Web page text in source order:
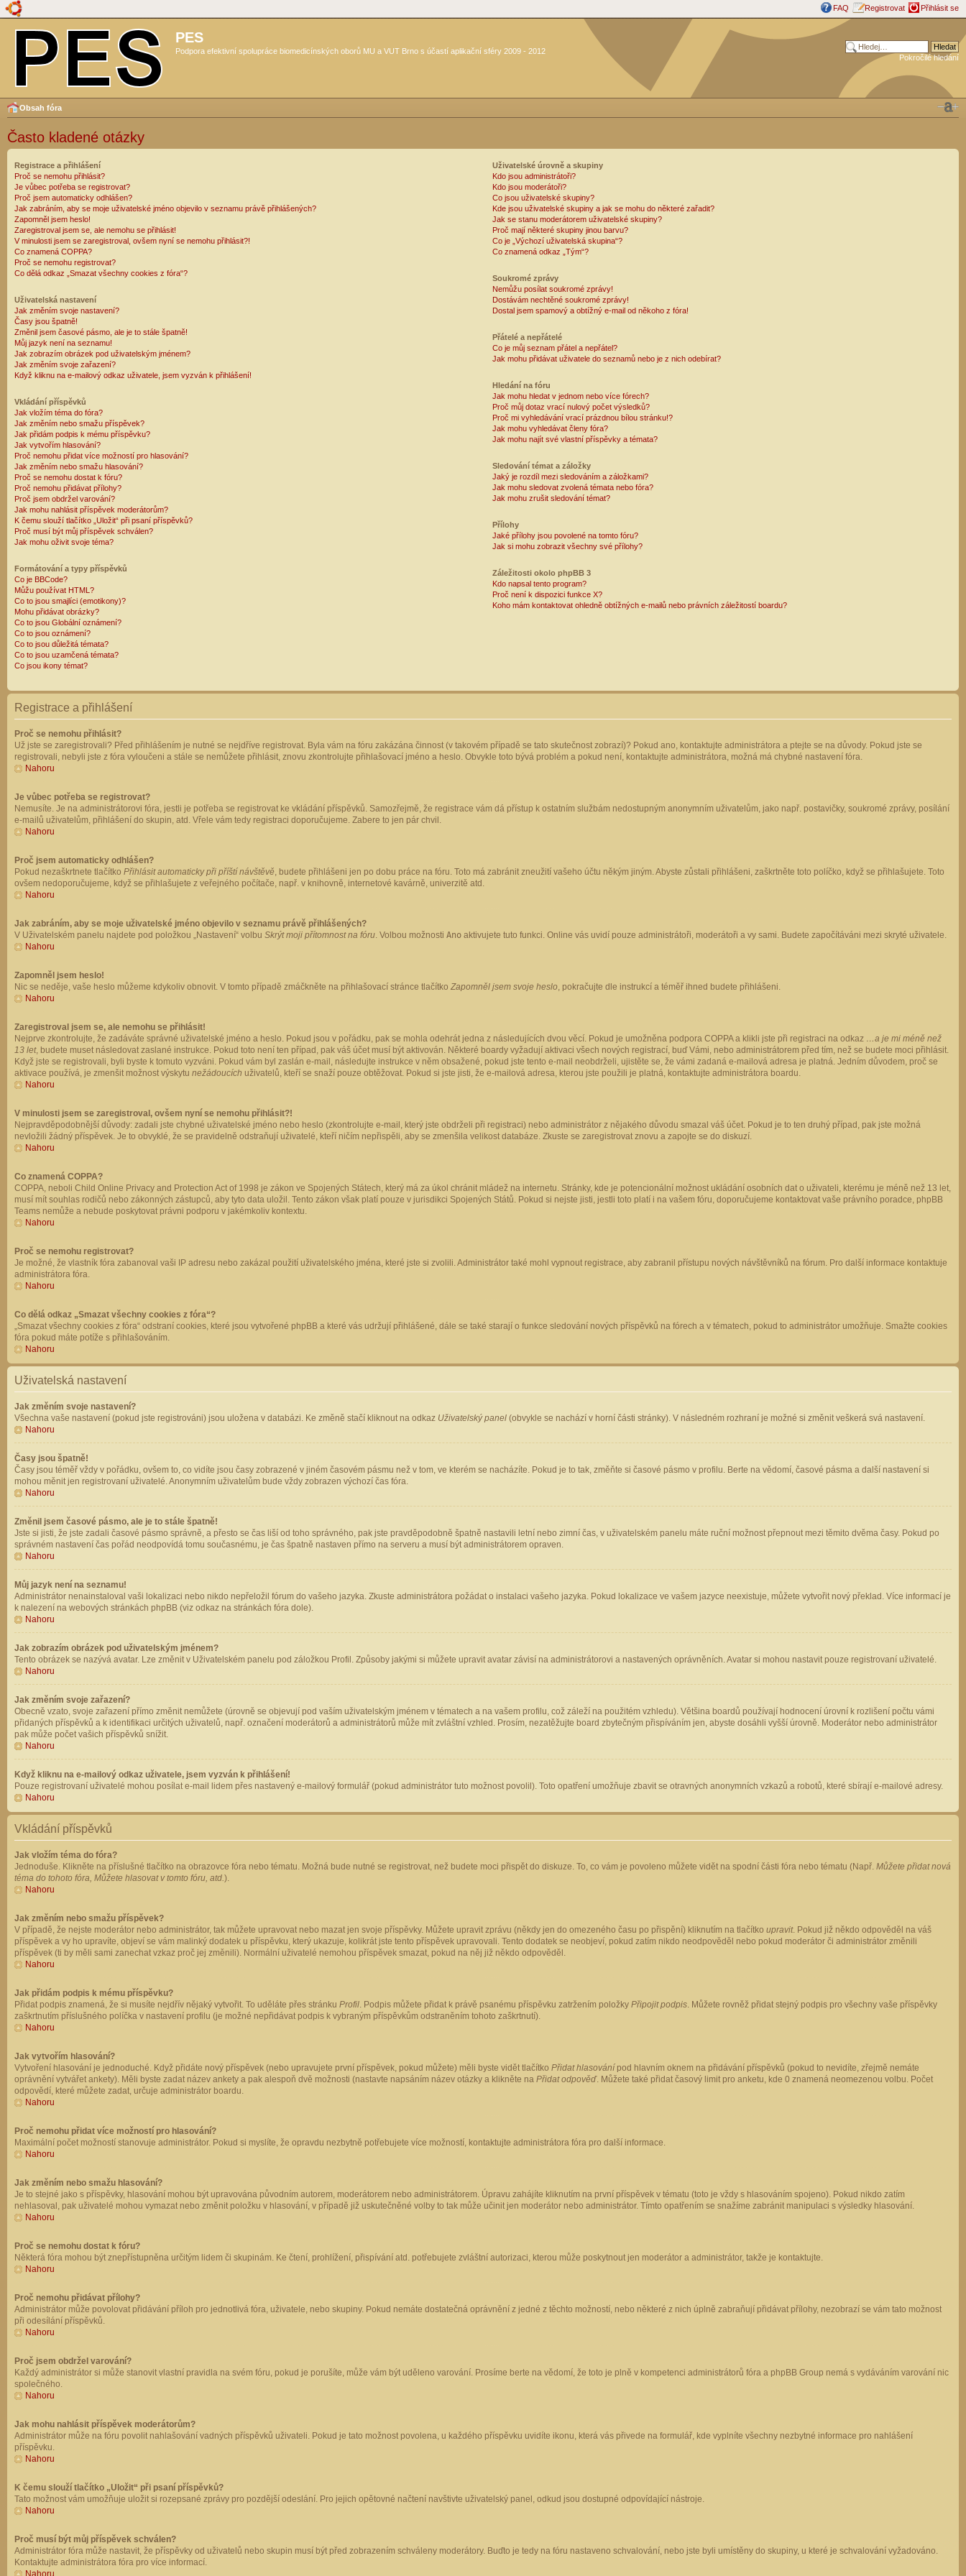
FAQ Registrovat Přihlásit se
PES
Podpora efektivní spolupráce biomedicínských oborů MU a VUT Brno s účastí aplikační sféry 2009 - 2012
Pokročilé hledání
Obsah fóra
Často kladené otázky
Registrace a přihlášení
Proč se nemohu přihlásit?
Je vůbec potřeba se registrovat?
Proč jsem automaticky odhlášen?
Jak zabráním, aby se moje uživatelské jméno objevilo v seznamu právě přihlášených?
Zapomněl jsem heslo!
Zaregistroval jsem se, ale nemohu se přihlásit!
V minulosti jsem se zaregistroval, ovšem nyní se nemohu přihlásit?!
Co znamená COPPA?
Proč se nemohu registrovat?
Co dělá odkaz „Smazat všechny cookies z fóra“?
Uživatelská nastavení
Jak změním svoje nastavení?
Časy jsou špatně!
Změnil jsem časové pásmo, ale je to stále špatně!
Můj jazyk není na seznamu!
Jak zobrazím obrázek pod uživatelským jménem?
Jak změním svoje zařazení?
Když kliknu na e-mailový odkaz uživatele, jsem vyzván k přihlášení!
Vkládání příspěvků
Jak vložím téma do fóra?
Jak změním nebo smažu příspěvek?
Jak přidám podpis k mému příspěvku?
Jak vytvořím hlasování?
Proč nemohu přidat více možností pro hlasování?
Jak změním nebo smažu hlasování?
Proč se nemohu dostat k fóru?
Proč nemohu přidávat přílohy?
Proč jsem obdržel varování?
Jak mohu nahlásit příspěvek moderátorům?
K čemu slouží tlačítko „Uložit“ při psaní příspěvků?
Proč musí být můj příspěvek schválen?
Jak mohu oživit svoje téma?
Formátování a typy příspěvků
Co je BBCode?
Můžu používat HTML?
Co to jsou smajlíci (emotikony)?
Mohu přidávat obrázky?
Co to jsou Globální oznámení?
Co to jsou oznámení?
Co to jsou důležitá témata?
Co to jsou uzamčená témata?
Co jsou ikony témat?
Uživatelské úrovně a skupiny
Kdo jsou administrátoři?
Kdo jsou moderátoři?
Co jsou uživatelské skupiny?
Kde jsou uživatelské skupiny a jak se mohu do některé zařadit?
Jak se stanu moderátorem uživatelské skupiny?
Proč mají některé skupiny jinou barvu?
Co je „Výchozí uživatelská skupina“?
Co znamená odkaz „Tým“?
Soukromé zprávy
Nemůžu posílat soukromé zprávy!
Dostávám nechtěné soukromé zprávy!
Dostal jsem spamový a obtížný e-mail od někoho z fóra!
Přátelé a nepřátelé
Co je můj seznam přátel a nepřátel?
Jak mohu přidávat uživatele do seznamů nebo je z nich odebírat?
Hledání na fóru
Jak mohu hledat v jednom nebo více fórech?
Proč můj dotaz vrací nulový počet výsledků?
Proč mi vyhledávání vrací prázdnou bílou stránku!?
Jak mohu vyhledávat členy fóra?
Jak mohu najít své vlastní příspěvky a témata?
Sledování témat a záložky
Jaký je rozdíl mezi sledováním a záložkami?
Jak mohu sledovat zvolená témata nebo fóra?
Jak mohu zrušit sledování témat?
Přílohy
Jaké přílohy jsou povolené na tomto fóru?
Jak si mohu zobrazit všechny své přílohy?
Záležitosti okolo phpBB 3
Kdo napsal tento program?
Proč není k dispozici funkce X?
Koho mám kontaktovat ohledně obtížných e-mailů nebo právních záležitostí boardu?
Registrace a přihlášení
Proč se nemohu přihlásit?
Už jste se zaregistrovali? Před přihlášením je nutné se nejdříve registrovat. Byla vám na fóru zakázána činnost (v takovém případě se tato skutečnost zobrazí)? Pokud ano, kontaktujte administrátora a ptejte se na důvody. Pokud jste se
registrovali, nebyli jste z fóra vyloučeni a stále se nemůžete přihlásit, znovu zkontrolujte přihlašovací jméno a heslo. Obvykle toto bývá problém a pokud není, kontaktujte administrátora, možná má chybné nastavení fóra.
Nahoru
Je vůbec potřeba se registrovat?
Nemusíte. Je na administrátorovi fóra, jestli je potřeba se registrovat ke vkládání příspěvků. Samozřejmě, že registrace vám dá přístup k ostatním službám nedostupným anonymním uživatelům, jako např. postavičky, soukromé zprávy, posílání
e-mailů uživatelům, přihlášení do skupin, atd. Vřele vám tedy registraci doporučujeme. Zabere to jen pár chvil.
Nahoru
Proč jsem automaticky odhlášen?
Pokud nezaškrtnete tlačítko Přihlásit automaticky při příští návštěvě, budete přihlášeni jen po dobu práce na fóru. Toto má zabránit zneužití vašeho účtu někým jiným. Abyste zůstali přihlášeni, zaškrtněte toto políčko, když se přihlašujete. Toto
ovšem nedoporučujeme, když se přihlašujete z veřejného počítače, např. v knihovně, internetové kavárně, univerzitě atd.
Nahoru
Jak zabráním, aby se moje uživatelské jméno objevilo v seznamu právě přihlášených?
V Uživatelském panelu najdete pod položkou „Nastavení“ volbu Skrýt moji přítomnost na fóru. Volbou možnosti Ano aktivujete tuto funkci. Online vás uvidí pouze administrátoři, moderátoři a vy sami. Budete započítáváni mezi skryté uživatele.
Nahoru
Zapomněl jsem heslo!
Nic se neděje, vaše heslo můžeme kdykoliv obnovit. V tomto případě zmáčkněte na přihlašovací stránce tlačítko Zapomněl jsem svoje heslo, pokračujte dle instrukcí a téměř ihned budete přihlášeni.
Nahoru
Zaregistroval jsem se, ale nemohu se přihlásit!
Nejprve zkontrolujte, že zadáváte správné uživatelské jméno a heslo. Pokud jsou v pořádku, pak se mohla odehrát jedna z následujících dvou věcí. Pokud je umožněna podpora COPPA a klikli jste při registraci na odkaz …a je mi méně než
13 let, budete muset následovat zaslané instrukce. Pokud toto není ten případ, pak váš účet musí být aktivován. Některé boardy vyžadují aktivaci všech nových registrací, buď Vámi, nebo administrátorem před tím, než se budete moci přihlásit.
Když jste se registrovali, byli byste k tomuto vyzváni. Pokud vám byl zaslán e-mail, následujte instrukce v něm obsažené, pokud jste tento e-mail neobdrželi, ujistěte se, že vámi zadaná e-mailová adresa je platná. Jedním důvodem, proč se
aktivace používá, je zmenšit možnost výskytu nežádoucích uživatelů, kteří se snaží pouze obtěžovat. Pokud si jste jisti, že e-mailová adresa, kterou jste použili je platná, kontaktujte administrátora boardu.
Nahoru
V minulosti jsem se zaregistroval, ovšem nyní se nemohu přihlásit?!
Nejpravděpodobnější důvody: zadali jste chybné uživatelské jméno nebo heslo (zkontrolujte e-mail, který jste obdrželi při registraci) nebo administrátor z nějakého důvodu smazal váš účet. Pokud je to ten druhý případ, pak jste možná
nevložili žádný příspěvek. Je to obvyklé, že se pravidelně odstraňují uživatelé, kteří ničím nepřispěli, aby se zmenšila velikost databáze. Zkuste se zaregistrovat znovu a zapojte se do diskuzí.
Nahoru
Co znamená COPPA?
COPPA, neboli Child Online Privacy and Protection Act of 1998 je zákon ve Spojených Státech, který má za úkol chránit mládež na internetu. Stránky, kde je potencionální možnost ukládání osobních dat o uživateli, kterému je méně než 13 let,
musí mít souhlas rodičů nebo zákonných zástupců, aby tyto data uložil. Tento zákon však platí pouze v jurisdikci Spojených Států. Pokud si nejste jisti, jestli toto platí i na vašem fóru, doporučujeme kontaktovat vaše právního poradce, phpBB
Teams nemůže a nebude poskytovat právni podporu v jakémkoliv kontextu.
Nahoru
Proč se nemohu registrovat?
Je možné, že vlastník fóra zabanoval vaši IP adresu nebo zakázal použití uživatelského jména, které jste si zvolili. Administrátor také mohl vypnout registrace, aby zabranil přístupu nových návštěvníků na fórum. Pro další informace kontaktuje
administrátora fóra.
Nahoru
Co dělá odkaz „Smazat všechny cookies z fóra“?
„Smazat všechny cookies z fóra“ odstraní cookies, které jsou vytvořené phpBB a které vás udržují přihlášené, dále se také starají o funkce sledování nových příspěvků na fórech a v tématech, pokud to administrátor umožňuje. Smažte cookies
fóra pokud máte potíže s přihlašováním.
Nahoru
Uživatelská nastavení
Jak změním svoje nastavení?
Všechna vaše nastavení (pokud jste registrováni) jsou uložena v databázi. Ke změně stačí kliknout na odkaz Uživatelský panel (obvykle se nachází v horní části stránky). V následném rozhraní je možné si změnit veškerá svá nastavení.
Nahoru
Časy jsou špatně!
Časy jsou téměř vždy v pořádku, ovšem to, co vidíte jsou časy zobrazené v jiném časovém pásmu než v tom, ve kterém se nacházíte. Pokud je to tak, změňte si časové pásmo v profilu. Berte na vědomí, časové pásma a další nastavení si
mohou měnit jen registrovaní uživatelé. Anonymním uživatelům bude vždy zobrazen výchozí čas fóra.
Nahoru
Změnil jsem časové pásmo, ale je to stále špatně!
Jste si jisti, že jste zadali časové pásmo správně, a přesto se čas liší od toho správného, pak jste pravděpodobně špatně nastavili letní nebo zimní čas, v uživatelském panelu máte ruční možnost přepnout mezi těmito dvěma časy. Pokud po
správném nastavení čas pořád neodpovídá tomu současnému, je čas špatně nastaven přímo na serveru a musí být administrátorem opraven.
Nahoru
Můj jazyk není na seznamu!
Administrátor nenainstaloval vaši lokalizaci nebo nikdo nepřeložil fórum do vašeho jazyka. Zkuste administrátora požádat o instalaci vašeho jazyka. Pokud lokalizace ve vašem jazyce neexistuje, můžete vytvořit nový překlad. Více informací je
k nalezení na webových stránkách phpBB (viz odkaz na stránkách fóra dole).
Nahoru
Jak zobrazím obrázek pod uživatelským jménem?
Tento obrázek se nazývá avatar. Lze změnit v Uživatelském panelu pod záložkou Profil. Způsoby jakými si můžete upravit avatar závisí na administrátorovi a nastavených oprávněních. Avatar si mohou nastavit pouze registrovaní uživatelé.
Nahoru
Jak změním svoje zařazení?
Obecně vzato, svoje zařazení přímo změnit nemůžete (úrovně se objevují pod vaším uživatelským jménem v tématech a na vašem profilu, což záleží na použitém vzhledu). Většina boardů používají hodnocení úrovní k rozlišení počtu vámi
přidaných příspěvků a k identifikaci určitých uživatelů, např. označení moderátorů a administrátorů může mít zvláštní vzhled. Prosím, nezatěžujte board zbytečným přispíváním jen, abyste dosáhli vyšší úrovně. Moderátor nebo administrátor
pak může počet vašich příspěvků snížit.
Nahoru
Když kliknu na e-mailový odkaz uživatele, jsem vyzván k přihlášení!
Pouze registrovaní uživatelé mohou posílat e-mail lidem přes nastavený e-mailový formulář (pokud administrátor tuto možnost povolil). Toto opatření umožňuje zbavit se otravných anonymních vzkazů a robotů, které sbírají e-mailové adresy.
Nahoru
Vkládání příspěvků
Jak vložím téma do fóra?
Jednoduše. Klikněte na příslušné tlačítko na obrazovce fóra nebo tématu. Možná bude nutné se registrovat, než budete moci přispět do diskuze. To, co vám je povoleno můžete vidět na spodní části fóra nebo tématu (Např. Můžete přidat nová
téma do tohoto fóra, Můžete hlasovat v tomto fóru, atd.).
Nahoru
Jak změním nebo smažu příspěvek?
V případě, že nejste moderátor nebo administrátor, tak můžete upravovat nebo mazat jen svoje příspěvky. Můžete upravit zprávu (někdy jen do omezeného času po přispění) kliknutím na tlačítko upravit. Pokud již někdo odpověděl na váš
příspěvek a vy ho upravíte, objeví se vám malinký dodatek u příspěvku, který ukazuje, kolikrát jste tento příspěvek upravovali. Tento dodatek se neobjeví, pokud zatím nikdo neodpověděl nebo pokud moderátor či administrátor změnili
příspěvek (ti by měli sami zanechat vzkaz proč jej změnili). Normální uživatelé nemohou příspěvek smazat, pokud na něj již někdo odpověděl.
Nahoru
Jak přidám podpis k mému příspěvku?
Přidat podpis znamená, že si musíte nejdřív nějaký vytvořit. To uděláte přes stránku Profil. Podpis můžete přidat k právě psanému příspěvku zatržením položky Připojit podpis. Můžete rovněž přidat stejný podpis pro všechny vaše příspěvky
zaškrtnutím příslušného políčka v nastavení profilu (je možné nepřidávat podpis k vybraným příspěvkům odstraněním tohoto zaškrtnutí).
Nahoru
Jak vytvořím hlasování?
Vytvoření hlasování je jednoduché. Když přidáte nový příspěvek (nebo upravujete první příspěvek, pokud můžete) měli byste vidět tlačítko Přidat hlasování pod hlavním oknem na přidávání příspěvků (pokud to nevidíte, zřejmě nemáte
oprávnění vytvářet ankety). Měli byste zadat název ankety a pak alespoň dvě možnosti (nastavte napsáním název otázky a klikněte na Přidat odpověď. Můžete také přidat časový limit pro anketu, kde 0 znamená neomezenou volbu. Počet
odpovědí, které můžete zadat, určuje administrátor boardu.
Nahoru
Proč nemohu přidat více možností pro hlasování?
Maximální počet možností stanovuje administrátor. Pokud si myslíte, že opravdu nezbytně potřebujete více možností, kontaktujte administrátora fóra pro další informace.
Nahoru
Jak změním nebo smažu hlasování?
Je to stejné jako s příspěvky, hlasování mohou být upravována původním autorem, moderátorem nebo administrátorem. Úpravu zahájíte kliknutím na první příspěvek v tématu (toto je vždy s hlasováním spojeno). Pokud nikdo zatím
nehlasoval, pak uživatelé mohou vymazat nebo změnit položku v hlasování, v případě již uskutečněné volby to tak může učinit jen moderátor nebo administrátor. Tímto opatřením se snažíme zabránit manipulaci s výsledky hlasování.
Nahoru
Proč se nemohu dostat k fóru?
Některá fóra mohou být znepřístupněna určitým lidem či skupinám. Ke čtení, prohlížení, přispívání atd. potřebujete zvláštní autorizaci, kterou může poskytnout jen moderátor a administrátor, takže je kontaktujte.
Nahoru
Proč nemohu přidávat přílohy?
Administrátor může povolovat přidávání příloh pro jednotlivá fóra, uživatele, nebo skupiny. Pokud nemáte dostatečná oprávnění z jedné z těchto možností, nebo některé z nich úplně zabraňují přidávat přílohy, nezobrazí se vám tato možnost
při odesílání příspěvků.
Nahoru
Proč jsem obdržel varování?
Každý administrátor si může stanovit vlastní pravidla na svém fóru, pokud je porušíte, může vám být uděleno varování. Prosíme berte na vědomí, že toto je plně v kompetenci administrátorů fóra a phpBB Group nemá s vydáváním varování nic
společného.
Nahoru
Jak mohu nahlásit příspěvek moderátorům?
Administrátor může na fóru povolit nahlašování vadných příspěvků uživateli. Pokud je tato možnost povolena, u každého příspěvku uvidíte ikonu, která vás přivede na formulář, kde vyplníte všechny nezbytné informace pro nahlášení
příspěvku.
Nahoru
K čemu slouží tlačítko „Uložit“ při psaní příspěvků?
Tato možnost vám umožňuje uložit si rozepsané zprávy pro pozdější odeslání. Pro jejich opětovné načtení navštivte uživatelský panel, odkud jsou dostupné odpovídající nástroje.
Nahoru
Proč musí být můj příspěvek schválen?
Administrátor fóra může nastavit, že příspěvky od uživatelů nebo skupin musí být před zobrazením schváleny moderátory. Buďto je tedy na fóru nastaveno schvalování, nebo jste byli umístěny do skupiny, u které je schvalování vyžadováno.
Kontaktujte administrátora fóra pro více informací.
Nahoru